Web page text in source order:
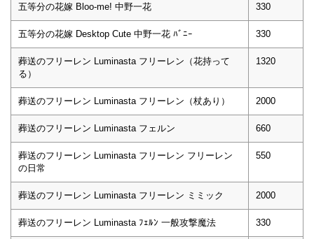
五等分の花嫁 Bloo-me! 中野一花 330
五等分の花嫁 Desktop Cute 中野一花 ﾊﾞﾆｰ 330
葬送のフリーレン Luminasta フリーレン（花持って
る）
1320
葬送のフリーレン Luminasta フリーレン（杖あり） 2000
葬送のフリーレン Luminasta フェルン 660
葬送のフリーレン Luminasta フリーレン フリーレン
の日常
550
葬送のフリーレン Luminasta フリーレン ミミック 2000
葬送のフリーレン Luminasta ﾌｪﾙﾝ 一般攻撃魔法 330